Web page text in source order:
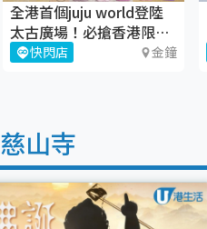
全港首個juju world登陸
太古廣場！必搶香港限定
juju盲盒
快閃店 金鐘
慈山寺